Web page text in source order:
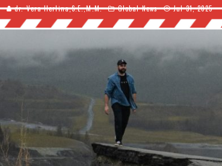
dr. Vera Herlina,S.E.,M.M. Global News Jul 31, 2025